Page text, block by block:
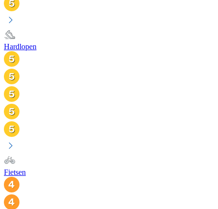
Hardlopen
Fietsen